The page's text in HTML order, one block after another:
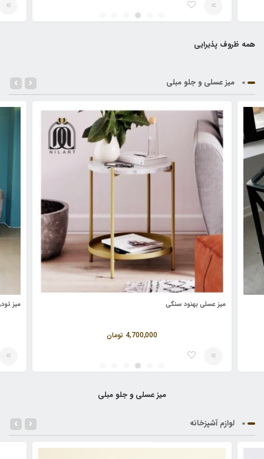
همه ظروف پذیرایی
میز عسلی و جلو مبلی
میز عسلی بهنود سنگی
4,700,000 تومان
میز
میز عسلی و جلو مبلی
لوازم آشپزخانه